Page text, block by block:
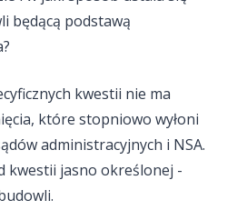
będącą podstawą
kwestii nie ma
które stopniowo wyłoni
administracyjnych i NSA.
kwestii jasno określonej -